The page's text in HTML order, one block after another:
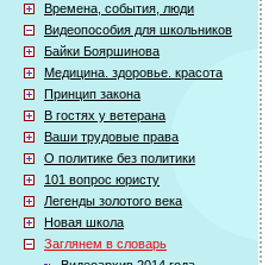
Времена, события, люди
Видеопособия для школьников
Байки Бояршинова
Медицина. здоровье. красота
Принцип закона
В гостях у ветерана
Ваши трудовые права
О политике без политики
101 вопрос юристу
Легенды золотого века
Новая школа
Заглянем в словарь